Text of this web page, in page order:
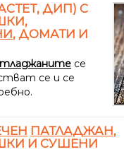
ДИП) С
, ДОМАТИ И
се
се и се
ПАТЛАДЖАН,
И СУШЕНИ